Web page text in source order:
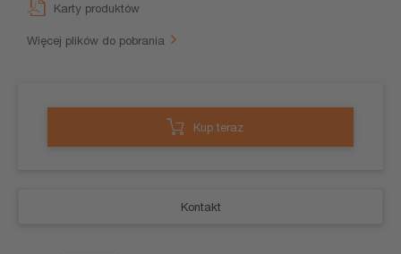
Karty produktów
Więcej plików do pobrania
Kup teraz
Kontakt